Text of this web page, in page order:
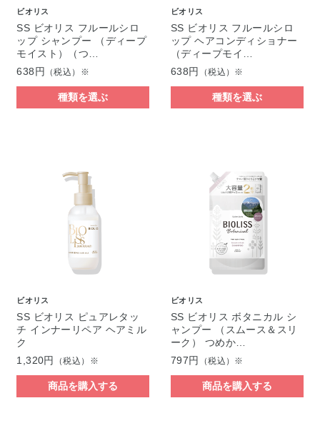
ビオリス
SS ビオリス フルールシロ
ップ シャンプー （ディープ
モイスト）（つ…
638円
（税込）※
種類を選ぶ
ビオリス
SS ビオリス フルールシロ
ップ ヘアコンディショナー
（ディープモイ…
638円
（税込）※
種類を選ぶ
ビオリス
SS ビオリス ピュアレタッ
チ インナーリペア ヘアミル
ク
1,320円
（税込）※
商品を購入する
ビオリス
SS ビオリス ボタニカル シ
ャンプー （スムース＆スリ
ーク） つめか…
797円
（税込）※
商品を購入する